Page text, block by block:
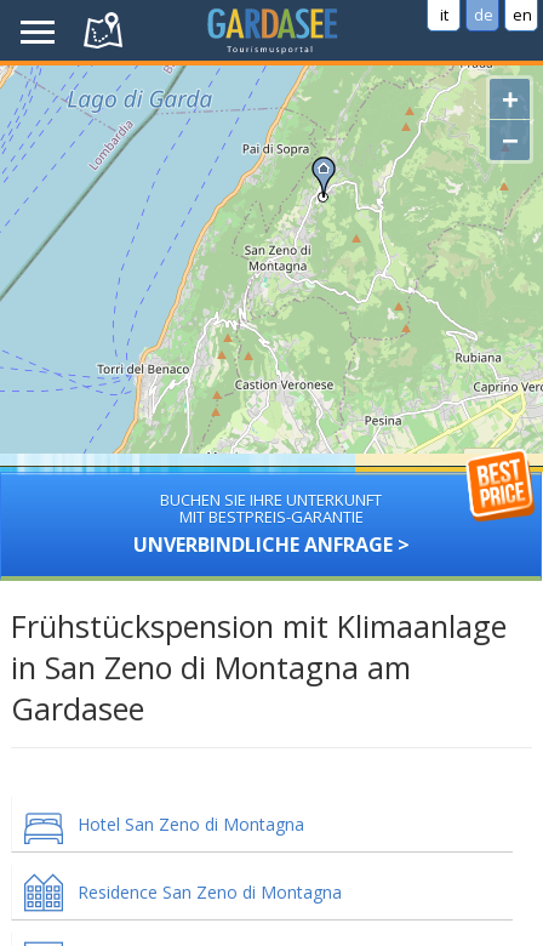
it de en
+
−
BUCHEN SIE IHRE UNTERKUNFT
MIT BESTPREIS-GARANTIE
UNVERBINDLICHE ANFRAGE >
Frühstückspension mit Klimaanlage
in San Zeno di Montagna am
Gardasee
Hotel San Zeno di Montagna
Residence San Zeno di Montagna